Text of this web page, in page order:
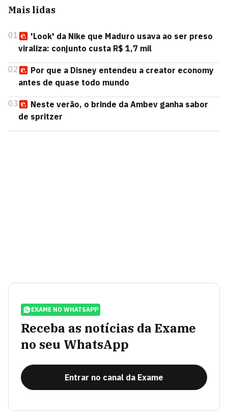
Mais lidas
01
'Look' da Nike que Maduro usava ao ser preso
viraliza: conjunto custa R$ 1,7 mil
02
Por que a Disney entendeu a creator economy
antes de quase todo mundo
03
Neste verão, o brinde da Ambev ganha sabor
de spritzer
EXAME NO WHATSAPP
Receba as notícias da Exame
no seu WhatsApp
Entrar no canal da Exame